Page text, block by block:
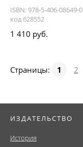
ISBN: 978-5-406-08649-0
код 628552
1 410 руб.
Страницы: 1 2
ИЗДАТЕЛЬСТВО
История